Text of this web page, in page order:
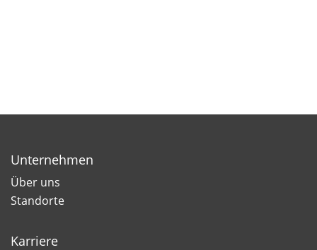
Unternehmen
Über uns
Standorte
Karriere